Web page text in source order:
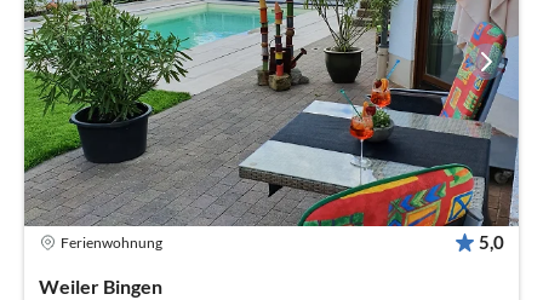
Ferienwohnung 5,0
Weiler Bingen